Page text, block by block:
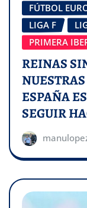
FÚTBOL
LIGA F
PRIMERA
REINAS
ESPAÑA
SEGUIR